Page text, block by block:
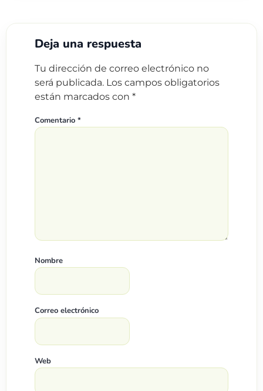
Deja una respuesta
Tu dirección de correo electrónico no
será publicada. Los campos obligatorios
están marcados con *
Comentario *
Nombre
Correo electrónico
Web